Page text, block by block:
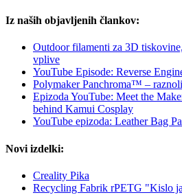
Iz naših objavljenih člankov:
Outdoor filamenti za 3D
vplive
YouTube Episode: Reverse
Polymaker Panchroma™ –
Epizoda YouTube: Meet the
behind Kamui Cosplay
YouTube epizoda: Leather Bag
Novi izdelki:
Creality Pika
Recycling Fabrik rPETG "Kislo